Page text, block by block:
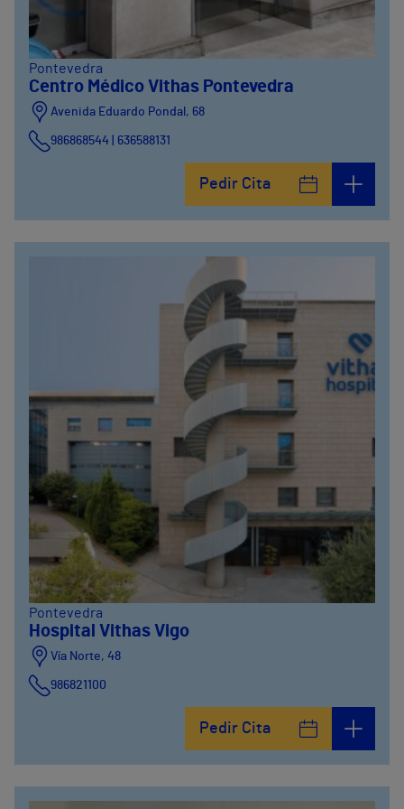
Pontevedra
Centro Médico Vithas Pontevedra
Avenida Eduardo Pondal, 68
986868544 | 636588131
Pedir Cita
Pontevedra
Hospital Vithas Vigo
Vía Norte, 48
986821100
Pedir Cita